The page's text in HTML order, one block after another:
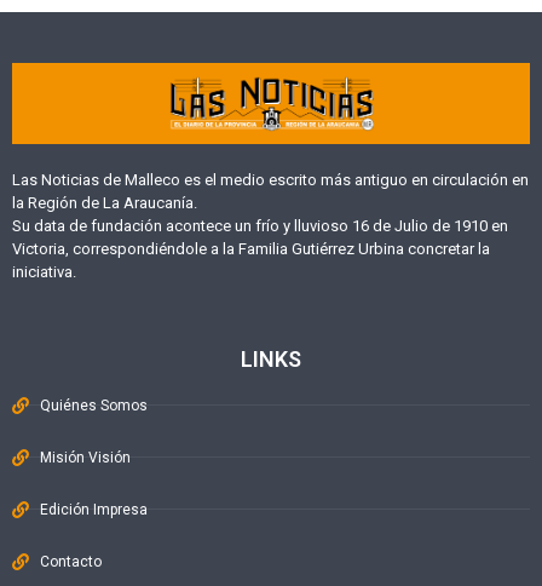
Las Noticias de Malleco es el medio escrito más antiguo en circulación en
la Región de La Araucanía.
Su data de fundación acontece un frío y lluvioso 16 de Julio de 1910 en
Victoria, correspondiéndole a la Familia Gutiérrez Urbina concretar la
iniciativa.
LINKS
Quiénes Somos
Misión Visión
Edición Impresa
Contacto